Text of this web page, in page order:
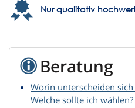
Nur qualitativ
Beratung
Worin unterscheiden
Welche sollte ich wählen?